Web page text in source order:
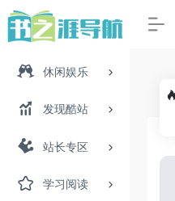
休闲娱乐
发现酷站
站长专区
学习阅读